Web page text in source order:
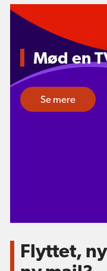
Mød en
Se mere
Flyttet,